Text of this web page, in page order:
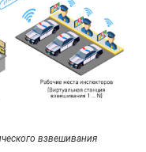
взвешивания